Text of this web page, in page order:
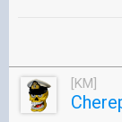
[KM]